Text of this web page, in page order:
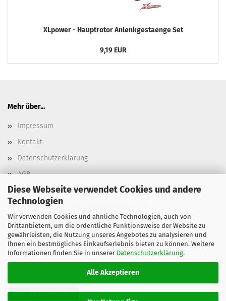
Diese Webseite verwendet Cookies und andere
Technologien
Wir verwenden Cookies und ähnliche Technologien, auch von
Drittanbietern, um die ordentliche Funktionsweise der Website zu
gewährleisten, die Nutzung unseres Angebotes zu analysieren und
Ihnen ein bestmögliches Einkaufserlebnis bieten zu können. Weitere
Informationen finden Sie in unserer Datenschutzerklärung.
Alle Akzeptieren
XLpower - Hauptrotor Anlenkgestaenge Set
9,19 EUR
Mehr über...
Impressum
Kontakt
Datenschutzerklärung
AGB
Versand- & Zahlungsbedingungen, Versandkosten
Widerrufsbelehrung & Widerrufsformular
Batterieentsorgung
Elektroaltgeräteentsorgung
Cookie Einstellungen
Vertrag widerrufen